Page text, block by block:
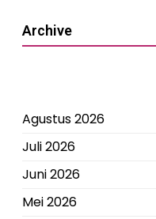
Archive
Agustus 2026
Juli 2026
Juni 2026
Mei 2026